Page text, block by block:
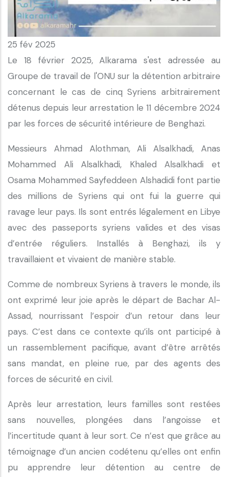
25 fév 2025
Le 18 février 2025, Alkarama s'est adressée au
Groupe de travail de l'ONU sur la détention arbitraire
concernant le cas de cinq Syriens arbitrairement
détenus depuis leur arrestation le 11 décembre 2024
par les forces de sécurité intérieure de Benghazi.
Messieurs Ahmad Alothman, Ali Alsalkhadi, Anas
Mohammed Ali Alsalkhadi, Khaled Alsalkhadi et
Osama Mohammed Sayfeddeen Alshadidi font partie
des millions de Syriens qui ont fui la guerre qui
ravage leur pays. Ils sont entrés légalement en Libye
avec des passeports syriens valides et des visas
d’entrée réguliers. Installés à Benghazi, ils y
travaillaient et vivaient de manière stable.
Comme de nombreux Syriens à travers le monde, ils
ont exprimé leur joie après le départ de Bachar Al-
Assad, nourrissant l’espoir d’un retour dans leur
pays. C’est dans ce contexte qu’ils ont participé à
un rassemblement pacifique, avant d’être arrêtés
sans mandat, en pleine rue, par des agents des
forces de sécurité en civil.
Après leur arrestation, leurs familles sont restées
sans nouvelles, plongées dans l’angoisse et
l’incertitude quant à leur sort. Ce n’est que grâce au
témoignage d’un ancien codétenu qu’elles ont enfin
pu apprendre leur détention au centre de